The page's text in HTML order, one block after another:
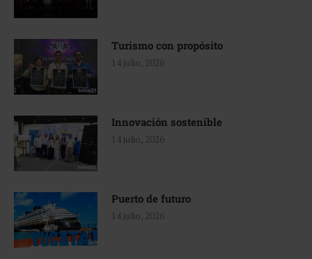
Turismo con propósito
14 julio, 2026
Innovación sostenible
14 julio, 2026
Puerto de futuro
14 julio, 2026